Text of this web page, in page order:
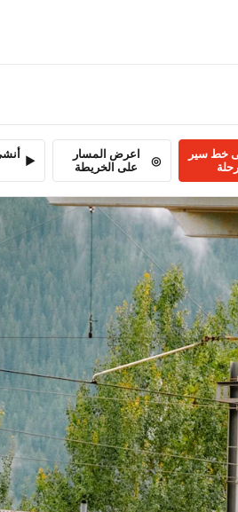
خط سير
اعرض المسار
على الخريطة